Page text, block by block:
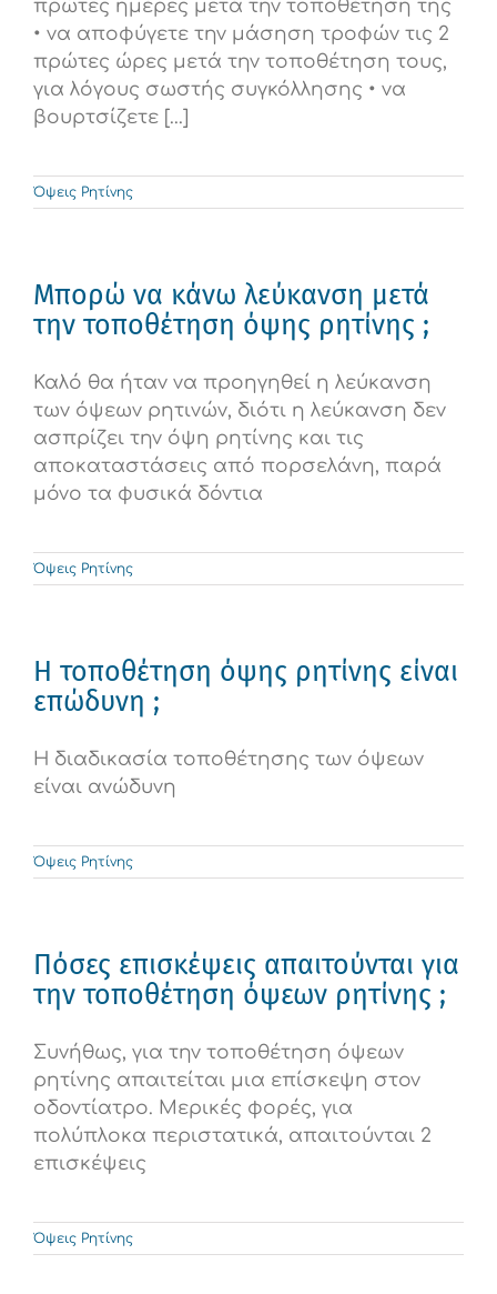
πρώτες ημέρες μετά την τοποθέτηση της
• να αποφύγετε την μάσηση τροφών τις 2
πρώτες ώρες μετά την τοποθέτηση τους,
για λόγους σωστής συγκόλλησης • να
βουρτσίζετε [...]
Όψεις Ρητίνης
Μπορώ να κάνω λεύκανση μετά
την τοποθέτηση όψης ρητίνης ;
Καλό θα ήταν να προηγηθεί η λεύκανση
των όψεων ρητινών, διότι η λεύκανση δεν
ασπρίζει την όψη ρητίνης και τις
αποκαταστάσεις από πορσελάνη, παρά
μόνο τα φυσικά δόντια
Όψεις Ρητίνης
Η τοποθέτηση όψης ρητίνης είναι
επώδυνη ;
Η διαδικασία τοποθέτησης των όψεων
είναι ανώδυνη
Όψεις Ρητίνης
Πόσες επισκέψεις απαιτούνται για
την τοποθέτηση όψεων ρητίνης ;
Συνήθως, για την τοποθέτηση όψεων
ρητίνης απαιτείται μια επίσκεψη στον
οδοντίατρο. Μερικές φορές, για
πολύπλοκα περιστατικά, απαιτούνται 2
επισκέψεις
Όψεις Ρητίνης